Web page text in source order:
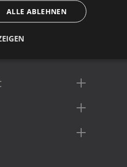
ALLE ABLEHNEN